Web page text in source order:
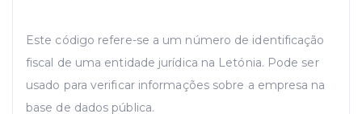
Este código refere-se a um número de identificação
fiscal de uma entidade jurídica na Letónia. Pode ser
usado para verificar informações sobre a empresa na
base de dados pública.